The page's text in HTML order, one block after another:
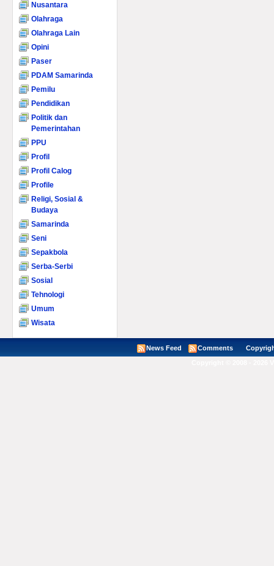
Nusantara
Olahraga
Olahraga Lain
Opini
Paser
PDAM Samarinda
Pemilu
Pendidikan
Politik dan
Pemerintahan
PPU
Profil
Profil Calog
Profile
Religi, Sosial &
Budaya
Samarinda
Seni
Sepakbola
Serba-Serbi
Sosial
Tehnologi
Umum
Wisata
News Feed Comments Copyright